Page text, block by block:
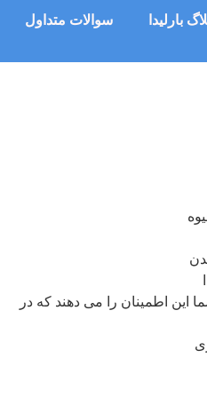
بارلیدا سوالات متداول
اطمینان را می دهند که در